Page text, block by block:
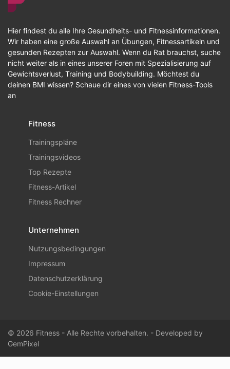
Hier findest du alle Ihre Gesundheits- und Fitnessinformationen.
Wir haben eine große Auswahl an Übungen, Fitnessartikeln und
gesunden Rezepten zur Auswahl. Wenn du Rat brauchst, suche
nicht weiter als in eines unserer Foren mit Spezialisierung auf
Gewichtsverlust, Training und Bodybuilding. Möchtest du
deinen BMI wissen? Schaue dir eines von vielen Fitness-Tools
an
Fitness
Trainingspläne
Trainingsvideos
Top Rezepte
Fitness-Artikel
Fitness Rechner
Unternehmen
Nutzungsbedingungen
Impressum
Datenschutzerklärung
Cookie-Einstellungen
© 2026 Fitness - Alle Rechte vorbehalten. - Developed by
GemPixel